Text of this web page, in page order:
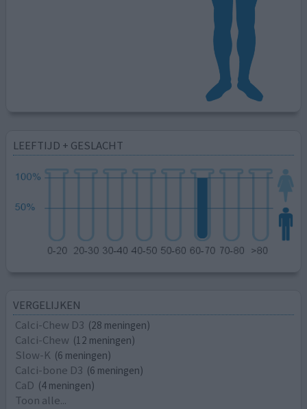
LEEFTIJD + GESLACHT
VERGELIJKEN
Calci-Chew D3 (28 meningen)
Calci-Chew (12 meningen)
Slow-K (6 meningen)
Calci-bone D3 (6 meningen)
CaD (4 meningen)
Toon alle...